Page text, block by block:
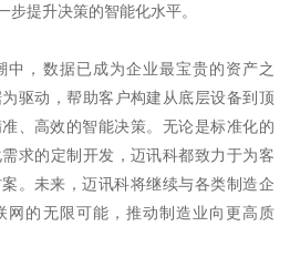
步提升决策的智能化水平。
中，数据已成为企业最宝贵的资产之
驱动，帮助客户构建从底层设备到顶
、高效的智能决策。无论是标准化的
求的定制开发，迈讯科都致力于为客
。未来，迈讯科将继续与各类制造企
网的无限可能，推动制造业向更高质